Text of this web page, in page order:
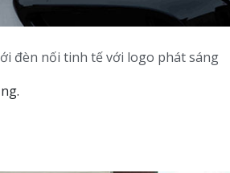
đèn nối tinh tế với logo phát sáng